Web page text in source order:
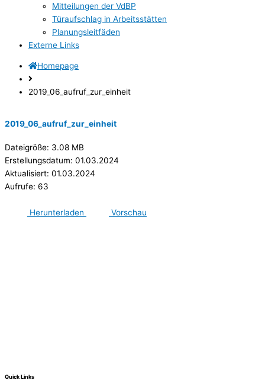
Mitteilungen der VdBP
Türaufschlag in Arbeitsstätten
Planungsleitfäden
Externe Links
Homepage
2019_06_aufruf_zur_einheit
2019_06_aufruf_zur_einheit
Dateigröße: 3.08 MB
Erstellungsdatum: 01.03.2024
Aktualisiert: 01.03.2024
Aufrufe: 63
Herunterladen Vorschau
Quick Links